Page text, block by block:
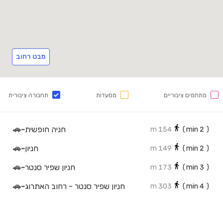
מבט רחוב
מתחמים ציבוריים מסעדות תחבורה ציבורית
(
2
154 m חניה חופשית-
🚗
(
2
149 m חניון-
🚗
(
3
173 m חניון שפיר סנטר-
🚗
(
4
303 m חניון שפיר סנטר - רחוב האתרוג-
🚗